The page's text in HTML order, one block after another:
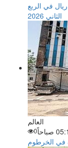
ترتفع إلى 151.6 مليون ريال في الربع
الثاني 2026
العالم
0
في الخرطوم